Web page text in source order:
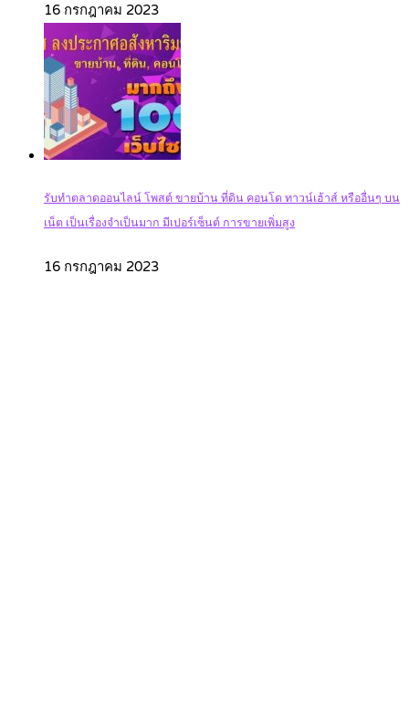
16 กรกฎาคม 2023
รับทำตลาดออนไลน์ โพสต์ ขายบ้าน ที่ดิน คอนโด ทาวน์เฮ้าส์ หรืออื่นๆ บน
เน็ต เป็นเรื่องจำเป็นมาก มีเปอร์เซ็นต์ การขายเพิ่มสูง
16 กรกฎาคม 2023